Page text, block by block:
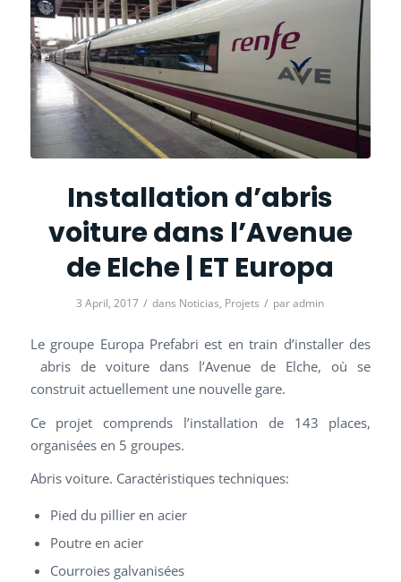
Installation d’abris
voiture dans l’Avenue
de Elche | ET Europa
3 April, 2017 / dans Noticias, Projets / paradmin
Le groupe Europa Prefabri est en train d’installer des
abris de voiture dans l’Avenue de Elche, où se
construit actuellement une nouvelle gare.
Ce projet comprends l’installation de 143 places,
organisées en 5 groupes.
Abris voiture. Caractéristiques techniques:
Pied du pillier en acier
Poutre en acier
Courroies galvanisées